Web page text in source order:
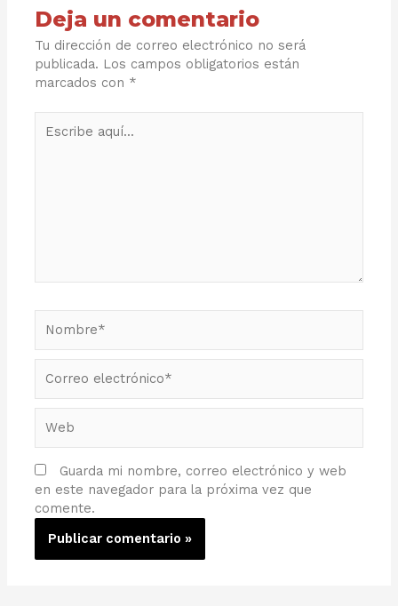
Deja un comentario
Tu dirección de correo electrónico no será
publicada. Los campos obligatorios están
marcados con *
aquí...
electrónico*
Guarda mi nombre, correo electrónico y web
en este navegador para la próxima vez que
comente.